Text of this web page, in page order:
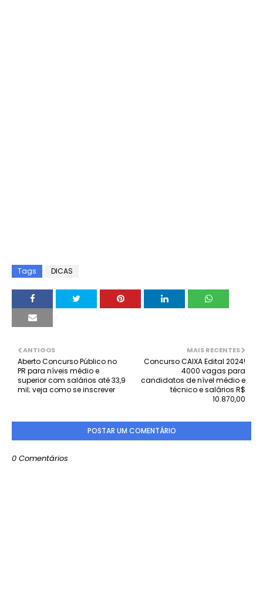
Tags DICAS
MAIS RECENTES
Concurso CAIXA Edital 2024!
4000 vagas para
candidatos de nível médio e
técnico e salários R$
10.870,00
ANTIGOS
Aberto Concurso Público no
PR para níveis médio e
superior com salários até 33,9
mil; veja como se inscrever
POSTAR UM COMENTÁRIO
0 Comentários